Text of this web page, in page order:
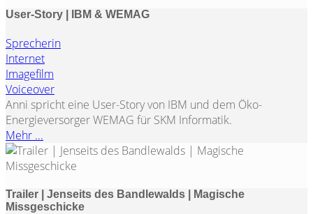
User-Story | IBM & WEMAG
Sprecherin
Internet
Imagefilm
Voiceover
Anni spricht eine User-Story von IBM und dem Öko-
Energieversorger WEMAG für SKM Informatik.
Mehr ...
Trailer | Jenseits des Bandlewalds | Magische
Missgeschicke